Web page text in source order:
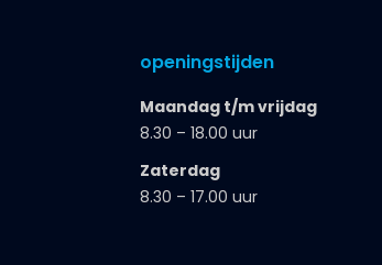
openingstijden
Maandag t/m vrijdag
8.30 – 18.00 uur
Zaterdag
8.30 – 17.00 uur